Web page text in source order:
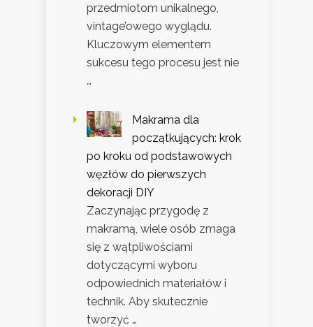
przedmiotom unikalnego,
vintage’owego wyglądu.
Kluczowym elementem
sukcesu tego procesu jest nie
…
Makrama dla
początkujących: krok
po kroku od podstawowych
węzłów do pierwszych
dekoracji DIY
Zaczynając przygodę z
makramą, wiele osób zmaga
się z wątpliwościami
dotyczącymi wyboru
odpowiednich materiałów i
technik. Aby skutecznie
tworzyć …